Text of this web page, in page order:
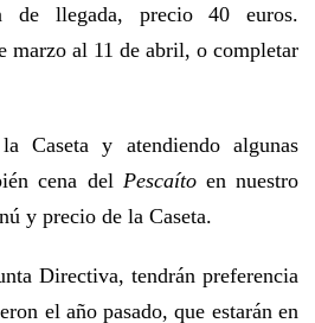
de llegada, precio 40 euros.
marzo al 11 de abril, o completar
Caseta y atendiendo algunas
cena del Pescaítoen nuestro
y precio de la Caseta.
Directiva, tendrán preferencia
el año pasado, que estarán en